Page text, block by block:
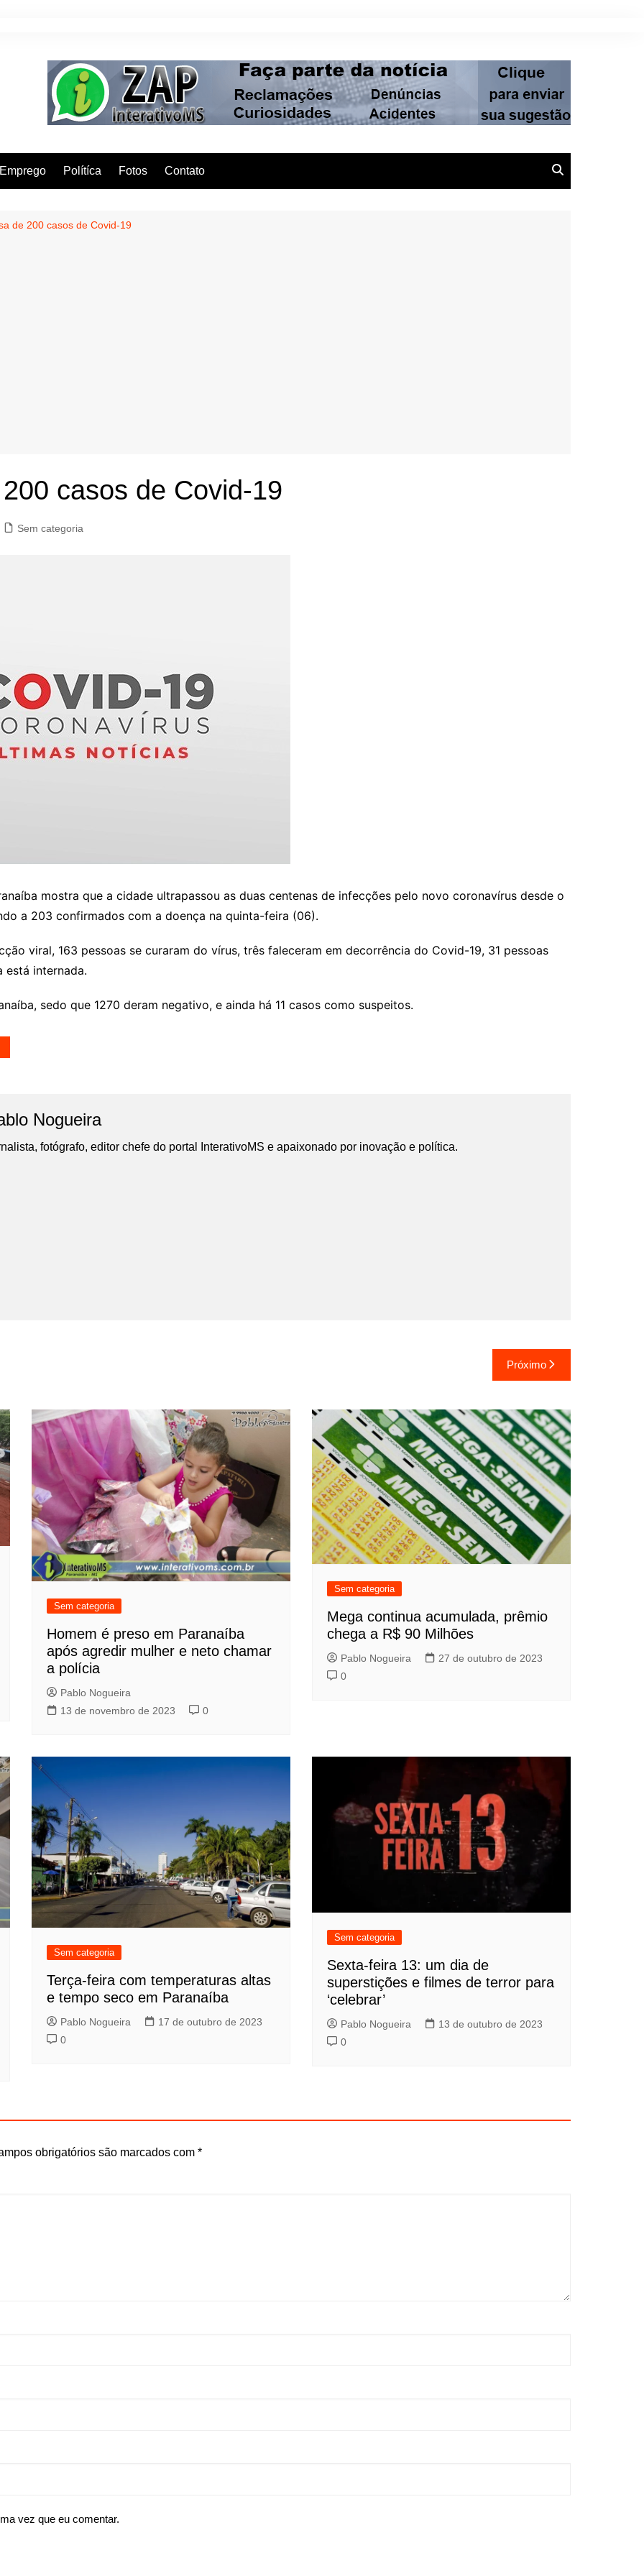
Emprego Polítíca Fotos Contato
de 200 casos de Covid-19
casos de Covid-19
Sem categoria
mostra que a cidade ultrapassou as duas centenas de infecções pelo novo coronavírus desde o
a 203 confirmados com a doença na quinta-feira (06).
viral, 163 pessoas se curaram do vírus, três faleceram em decorrência do Covid-19, 31 pessoas
está internada.
sedo que 1270 deram negativo, e ainda há 11 casos como suspeitos.
Nogueira
fotógrafo, editor chefe do portal InterativoMS e apaixonado por inovação e política.
Próximo
Sem categoria
Homem é preso em Paranaíba
após agredir mulher e neto chamar
a polícia
Pablo Nogueira
13 de novembro de 2023
0
Sem categoria
Mega continua acumulada, prêmio
chega a R$ 90 Milhões
Pablo Nogueira
27 de outubro de 2023
0
Sem categoria
Terça-feira com temperaturas altas
e tempo seco em Paranaíba
Pablo Nogueira
17 de outubro de 2023
0
Sem categoria
Sexta-feira 13: um dia de
superstições e filmes de terror para
‘celebrar’
Pablo Nogueira
13 de outubro de 2023
0
obrigatórios são marcados com *
vez que eu comentar.